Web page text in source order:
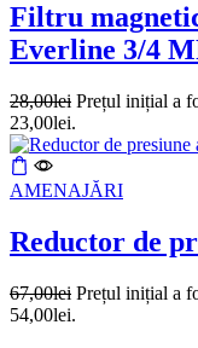
Filtru
Everline 3/4
28,00lei Prețul inițial a
23,00lei.
AMENAJĂRI
Reductor de
67,00lei Prețul inițial a
54,00lei.